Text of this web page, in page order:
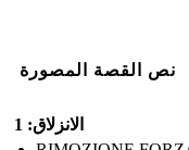
نص القصة المصورة
الانزلاق: 1